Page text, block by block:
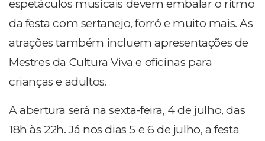
espetáculos musicais devem embalar o ritmo
da festa com sertanejo, forró e muito mais. As
atrações também incluem apresentações de
Mestres da Cultura Viva e oficinas para
crianças e adultos.
A abertura será na sexta-feira, 4 de julho, das
18h às 22h. Já nos dias 5 e 6 de julho, a festa